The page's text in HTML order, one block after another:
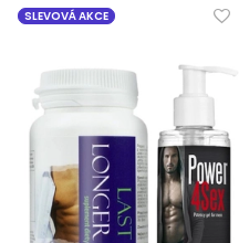
SLEVOVÁ AKCE